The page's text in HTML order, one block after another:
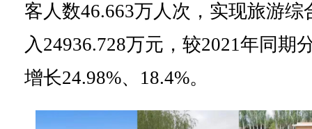
客人数46.663万人次，实现旅游综
入24936.728万元，较2021年同期
增长24.98%、18.4%。